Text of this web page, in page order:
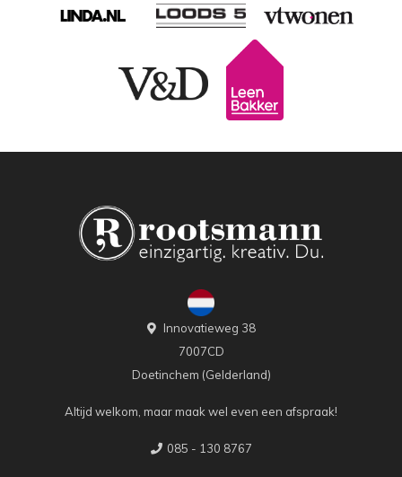
Innovatieweg 38
7007CD
Doetinchem (Gelderland)
Altijd welkom, maar maak wel even een afspraak!
085 - 130 8767